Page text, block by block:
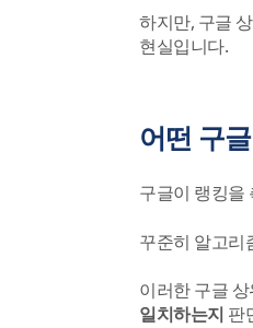
하지만, 구글
현실입니다.
어떤 구
구글이 랭킹을
꾸준히 알고리
이러한 구글
일치하는지 판